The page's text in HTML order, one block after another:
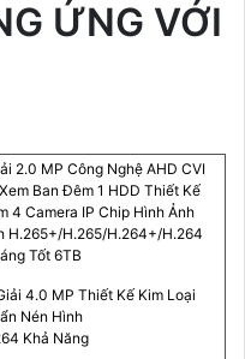
ỨNG VỚI
2.0 MP Công Nghệ AHD CVI
Ban Đêm 1 HDD Thiết Kế
4 Camera IP Chip Hình Ảnh
H.265+/H.265/H.264+/H.264
Tốt 6TB
4.0 MP Thiết Kế Kim Loại
Nén Hình
Khả Năng